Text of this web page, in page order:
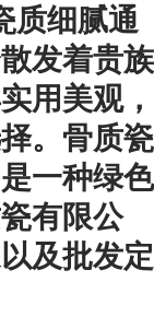
质细腻通
发着贵族
用美观，
。骨质瓷
一种绿色
有限公
及批发定